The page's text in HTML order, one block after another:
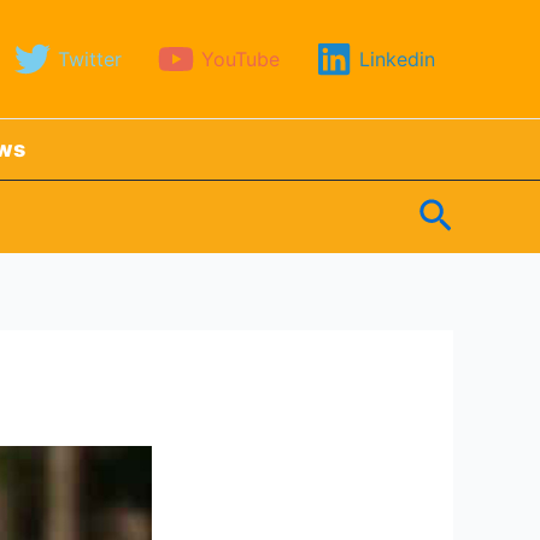
Twitter YouTube Linkedin
Search